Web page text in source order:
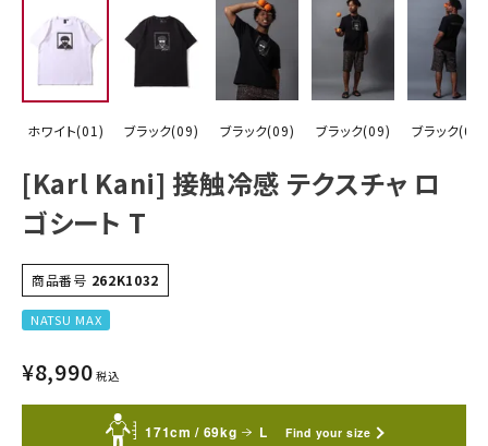
ホワイト(01) ブラック(09) ブラック(09) ブラック(09) ブラック(09)
[Karl Kani] 接触冷感 テクスチャ ロ
ゴシート T
商品番号 262K1032
NATSU MAX
¥8,990 税込
171cm / 69kg L Find your size